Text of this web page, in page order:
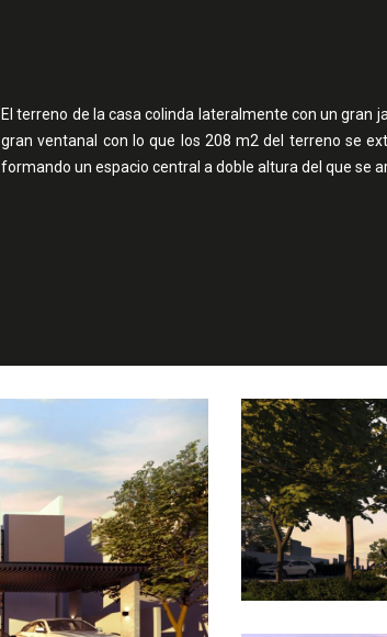
El terreno de la casa colinda lateralmente con un gran
gran ventanal con lo que los 208 m2 del terreno se
formando un espacio central a doble altura del que se